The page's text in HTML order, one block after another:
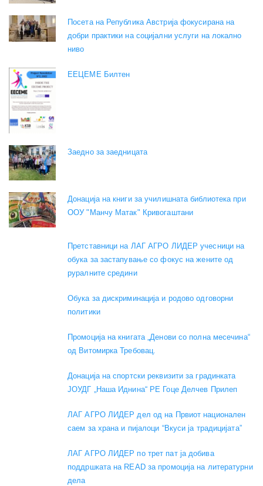
Посета на Република Австрија фокусирана на
добри практики на социјални услуги на локално
ниво
EEЦЕМЕ Билтен
Заедно за заедницата
Донација на книги за училишната библиотека при
ООУ "Манчу Матак" Кривогаштани
Претставници на ЛАГ АГРО ЛИДЕР учесници на
обука за застапување со фокус на жените од
руралните средини
Обука за дискриминација и родово одговорни
политики
Промоција на книгата „Денови со полна месечина“
од Витомирка Требовац.
Донација на спортски реквизити за градинката
ЈОУДГ „Наша Иднина“ РЕ Гоце Делчев Прилеп
ЛАГ АГРО ЛИДЕР дел од на Првиот национален
саем за храна и пијалоци “Вкуси ја традицијата”
ЛАГ АГРО ЛИДЕР по трет пат ја добива
поддршката на READ за промоција на литературни
дела